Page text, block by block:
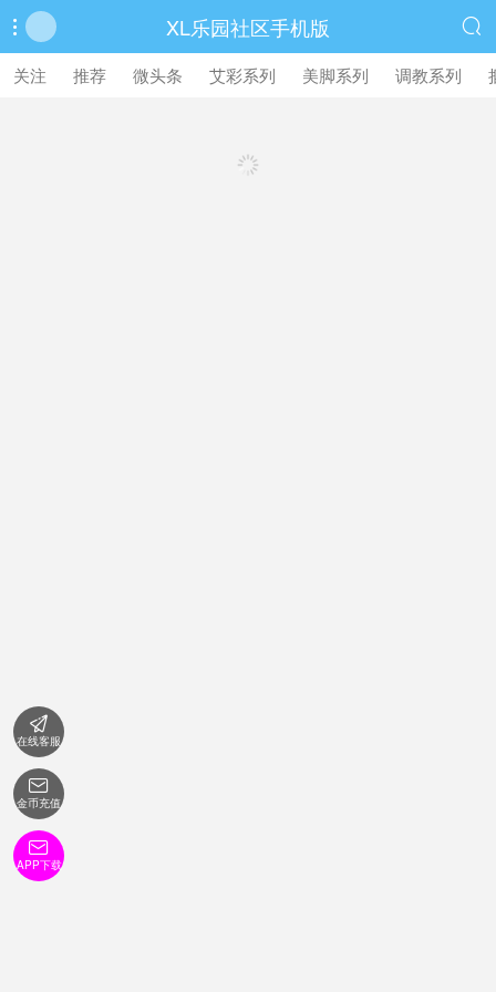
 XL乐园社区手机版 
关注 推荐 微头条 艾彩系列 美脚系列 调教系列
繁體中文版

在线客服

金币充值

APP下载